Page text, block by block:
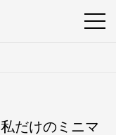
だけのミニマ